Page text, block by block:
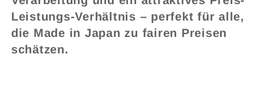
i
Leistungs-Verhältnis – perfekt für alle,
die Made in Japan zu fairen Preisen
schätzen.